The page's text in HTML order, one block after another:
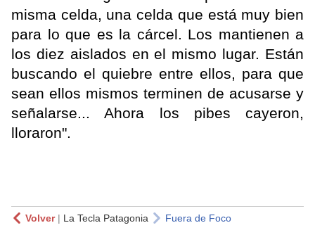
misma celda, una celda que está muy bien
para lo que es la cárcel. Los mantienen a
los diez aislados en el mismo lugar. Están
buscando el quiebre entre ellos, para que
sean ellos mismos terminen de acusarse y
señalarse... Ahora los pibes cayeron,
lloraron".
Volver| La Tecla Patagonia Fuera de Foco